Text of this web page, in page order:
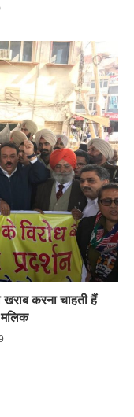
करना चाहती हैं
मलिक